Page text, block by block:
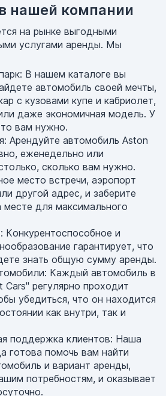
нашей компании
на рынке выгодными
услугами аренды. Мы
В нашем каталоге вы
автомобиль своей мечты,
с кузовами купе и кабриолет,
даже экономичная модель. У
вам нужно.
Арендуйте автомобиль Aston
еженедельно или
сколько вам нужно.
место встречи, аэропорт
другой адрес, и заберите
месте для максимального
Конкурентоспособное и
гарантирует, что
знать общую сумму аренды.
Каждый автомобиль в
Cars" регулярно проходит
убедиться, что он находится
как внутри, так и
поддержка клиентов: Наша
готова помочь вам найти
и вариант аренды,
потребностям, и оказывает